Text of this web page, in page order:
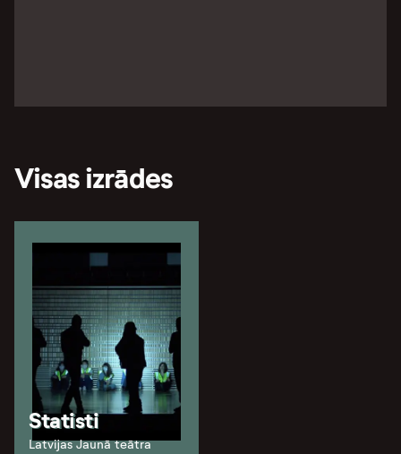
Visas izrādes
Statisti
Latvijas Jaunā teātra